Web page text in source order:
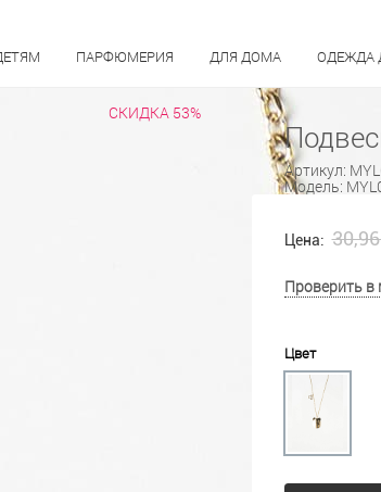
ПАРФЮМЕРИЯ ДЛЯ ДОМА ОДЕЖДА
СКИДКА 53%
Артикул:
Модель:
Цена:
Проверить в
Цвет